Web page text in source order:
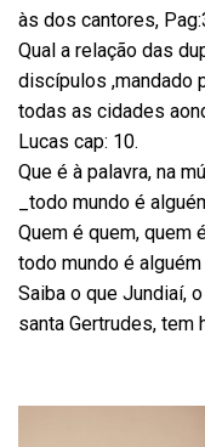
às dos cantores,
Qual a relação das
discípulos ,mandado
todas as cidades
Lucas cap: 10.
Que é à palavra, na
_todo mundo é
Quem é quem, quem
todo mundo é alguém
Saiba o que Jundiaí,
santa Gertrudes, tem